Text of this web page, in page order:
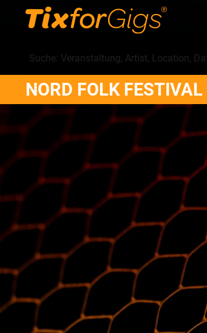
NORD FOLK FESTIVAL